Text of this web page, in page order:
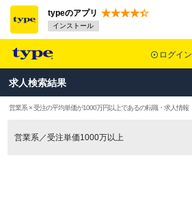
typeのアプリ
インストール
ログイン
求人検索結果
営業系 × 受注の平均単価が1000万円以上であるの転職・求人情報
営業系／受注単価1000万以上